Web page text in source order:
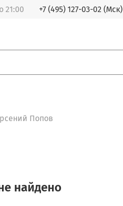
21:00 +7 (495) 127-03-02 (Мск)
Попов
найдено